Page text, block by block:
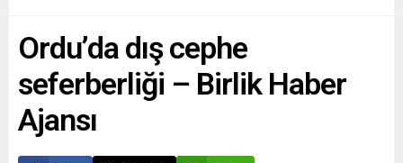
Ordu’da dış cephe
seferberliği – Birlik Haber
Ajansı